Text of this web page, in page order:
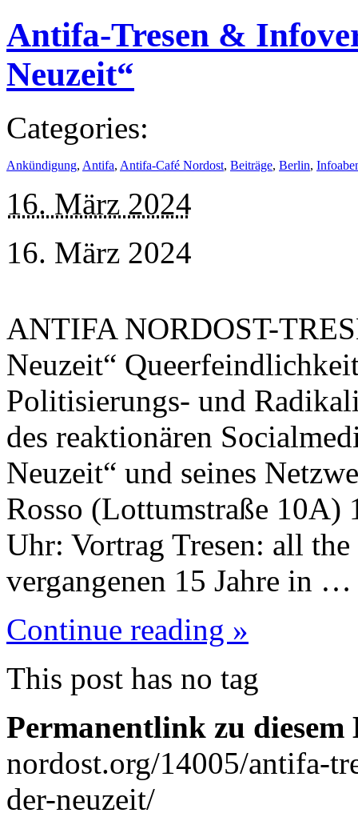
Antifa-Tresen &
Neuzeit“
Categories:
Ankündigung, Antifa, Antifa-Café Nordost, Beiträge, Berlin,
16. März 2024
16. März 2024
ANTIFA NORDOST-
Neuzeit“
Politisierungs- und
des reaktionären
Neuzeit“ und seines
Rosso (Lottumstraße 10A)
Uhr: Vortrag Tresen: all
vergangenen 15 Jahre in …
Continue reading »
This post has no tag
Permanentlink zu
nordost.org/14005/antifa-
der-neuzeit/